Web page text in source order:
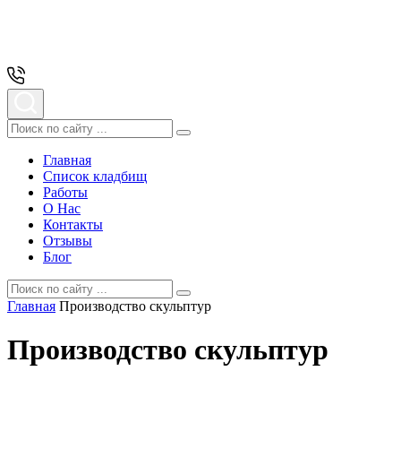
Главная
Список кладбищ
Работы
О Нас
Контакты
Отзывы
Блог
Главная Производство скульптур
Производство скульптур